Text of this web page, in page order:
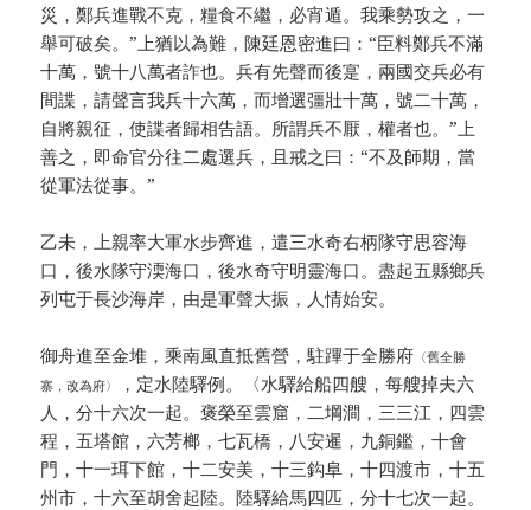
災，鄭兵進戰不克，糧食不繼，必宵遁。我乘勢攻之，一
舉可破矣。”上猶以為難，陳廷恩密進曰：“臣料鄭兵不滿
十萬，號十八萬者詐也。兵有先聲而後寔，兩國交兵必有
間諜，請聲言我兵十六萬，而增選彊壯十萬，號二十萬，
自將親征，使諜者歸相告語。所謂兵不厭，權者也。”上
善之，即命官分往二處選兵，且戒之曰：“不及師期，當
從軍法從事。”
乙未，上親率大軍水步齊進，遣三水奇右柄隊守思容海
口，後水隊守渜海口，後水奇守明靈海口。盡起五縣鄉兵
列屯于長沙海岸，由是軍聲大振，人情始安。
御舟進至金堆，乘南風直抵舊營，駐蹕于全勝府 〈舊全勝
寨，改為府〉
，定水陸驛例。〈水驛給船四艘，每艘掉夫六
人，分十六次一起。褒榮至雲窟，二堈澗，三三江，四雲
程，五塔館，六芳榔，七瓦橋，八安暹，九銅鑑，十會
門，十一珥下館，十二安美，十三鈎阜，十四渡市，十五
州市，十六至胡舍起陸。陸驛給馬四匹，分十七次一起。